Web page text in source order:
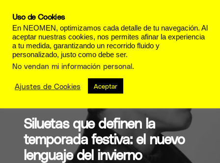
Siluetas que definen la
temporada festiva: el nuevo
lenguaje del invierno
Uso de Cookies
En NEOMEN, optimizamos cada detalle de tu navegación. Al
aceptar nuestras cookies, nos permites afinar la experiencia
a tu medida, garantizando un recorrido fluido y
personalizado, justo como debe ser.
No vendan mi información personal.
Ajustes de Cookies Aceptar